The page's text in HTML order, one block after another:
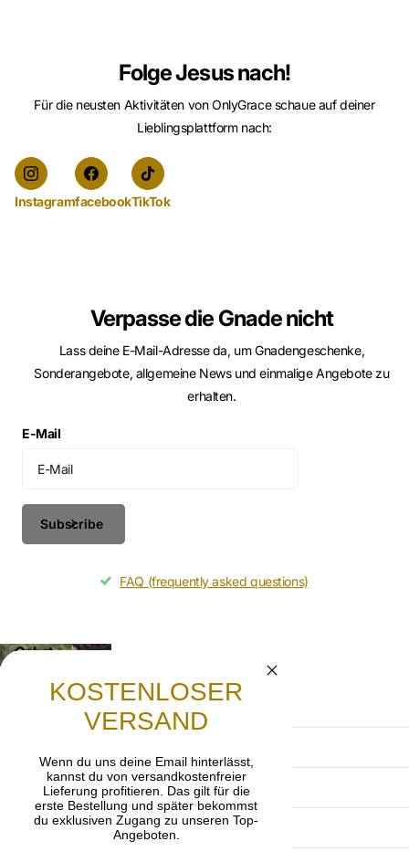
Folge Jesus nach!
Für die neusten Aktivitäten von OnlyGrace schaue auf deiner
Lieblingsplattform nach:
InstagramfacebookTikTok
Verpasse die Gnade nicht
Lass deine E-Mail-Adresse da, um Gnadengeschenke,
Sonderangebote, allgemeine News und einmalige Angebote zu
erhalten.
E-Mail
Subscribe
FAQ (frequently asked questions)
Gebet
Lasst uns beten, dass die frohe Botschaft von
Jesus Christus weitergetragen wird.
Datenschutzerklärung
Impressum
KOSTENLOSER
VERSAND
Wenn du uns deine Email hinterlässt,
kannst du von versandkostenfreier
Lieferung profitieren. Das gilt für die
erste Bestellung und später bekommst
du exklusiven Zugang zu unseren Top-
Angeboten.